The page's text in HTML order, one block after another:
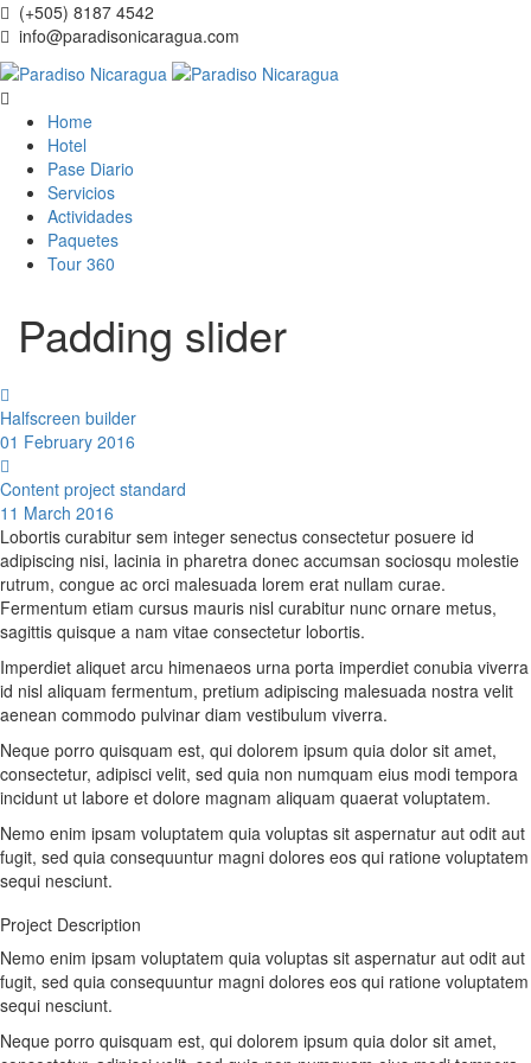
(+505) 8187 4542
info@paradisonicaragua.com
Home
Hotel
Pase Diario
Servicios
Actividades
Paquetes
Tour 360
Padding slider
Halfscreen builder
01 February 2016
Content project standard
11 March 2016
Lobortis curabitur sem integer senectus consectetur posuere id
adipiscing nisi, lacinia in pharetra donec accumsan sociosqu molestie
rutrum, congue ac orci malesuada lorem erat nullam curae.
Fermentum etiam cursus mauris nisl curabitur nunc ornare metus,
sagittis quisque a nam vitae consectetur lobortis.
Imperdiet aliquet arcu himenaeos urna porta imperdiet conubia viverra
id nisl aliquam fermentum, pretium adipiscing malesuada nostra velit
aenean commodo pulvinar diam vestibulum viverra.
Neque porro quisquam est, qui dolorem ipsum quia dolor sit amet,
consectetur, adipisci velit, sed quia non numquam eius modi tempora
incidunt ut labore et dolore magnam aliquam quaerat voluptatem.
Nemo enim ipsam voluptatem quia voluptas sit aspernatur aut odit aut
fugit, sed quia consequuntur magni dolores eos qui ratione voluptatem
sequi nesciunt.
Project Description
Nemo enim ipsam voluptatem quia voluptas sit aspernatur aut odit aut
fugit, sed quia consequuntur magni dolores eos qui ratione voluptatem
sequi nesciunt.
Neque porro quisquam est, qui dolorem ipsum quia dolor sit amet,